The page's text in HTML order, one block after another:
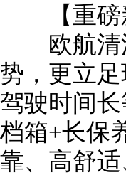
【重磅
欧航清洗
势，更立
驾驶时间
档箱+长保
靠、高舒